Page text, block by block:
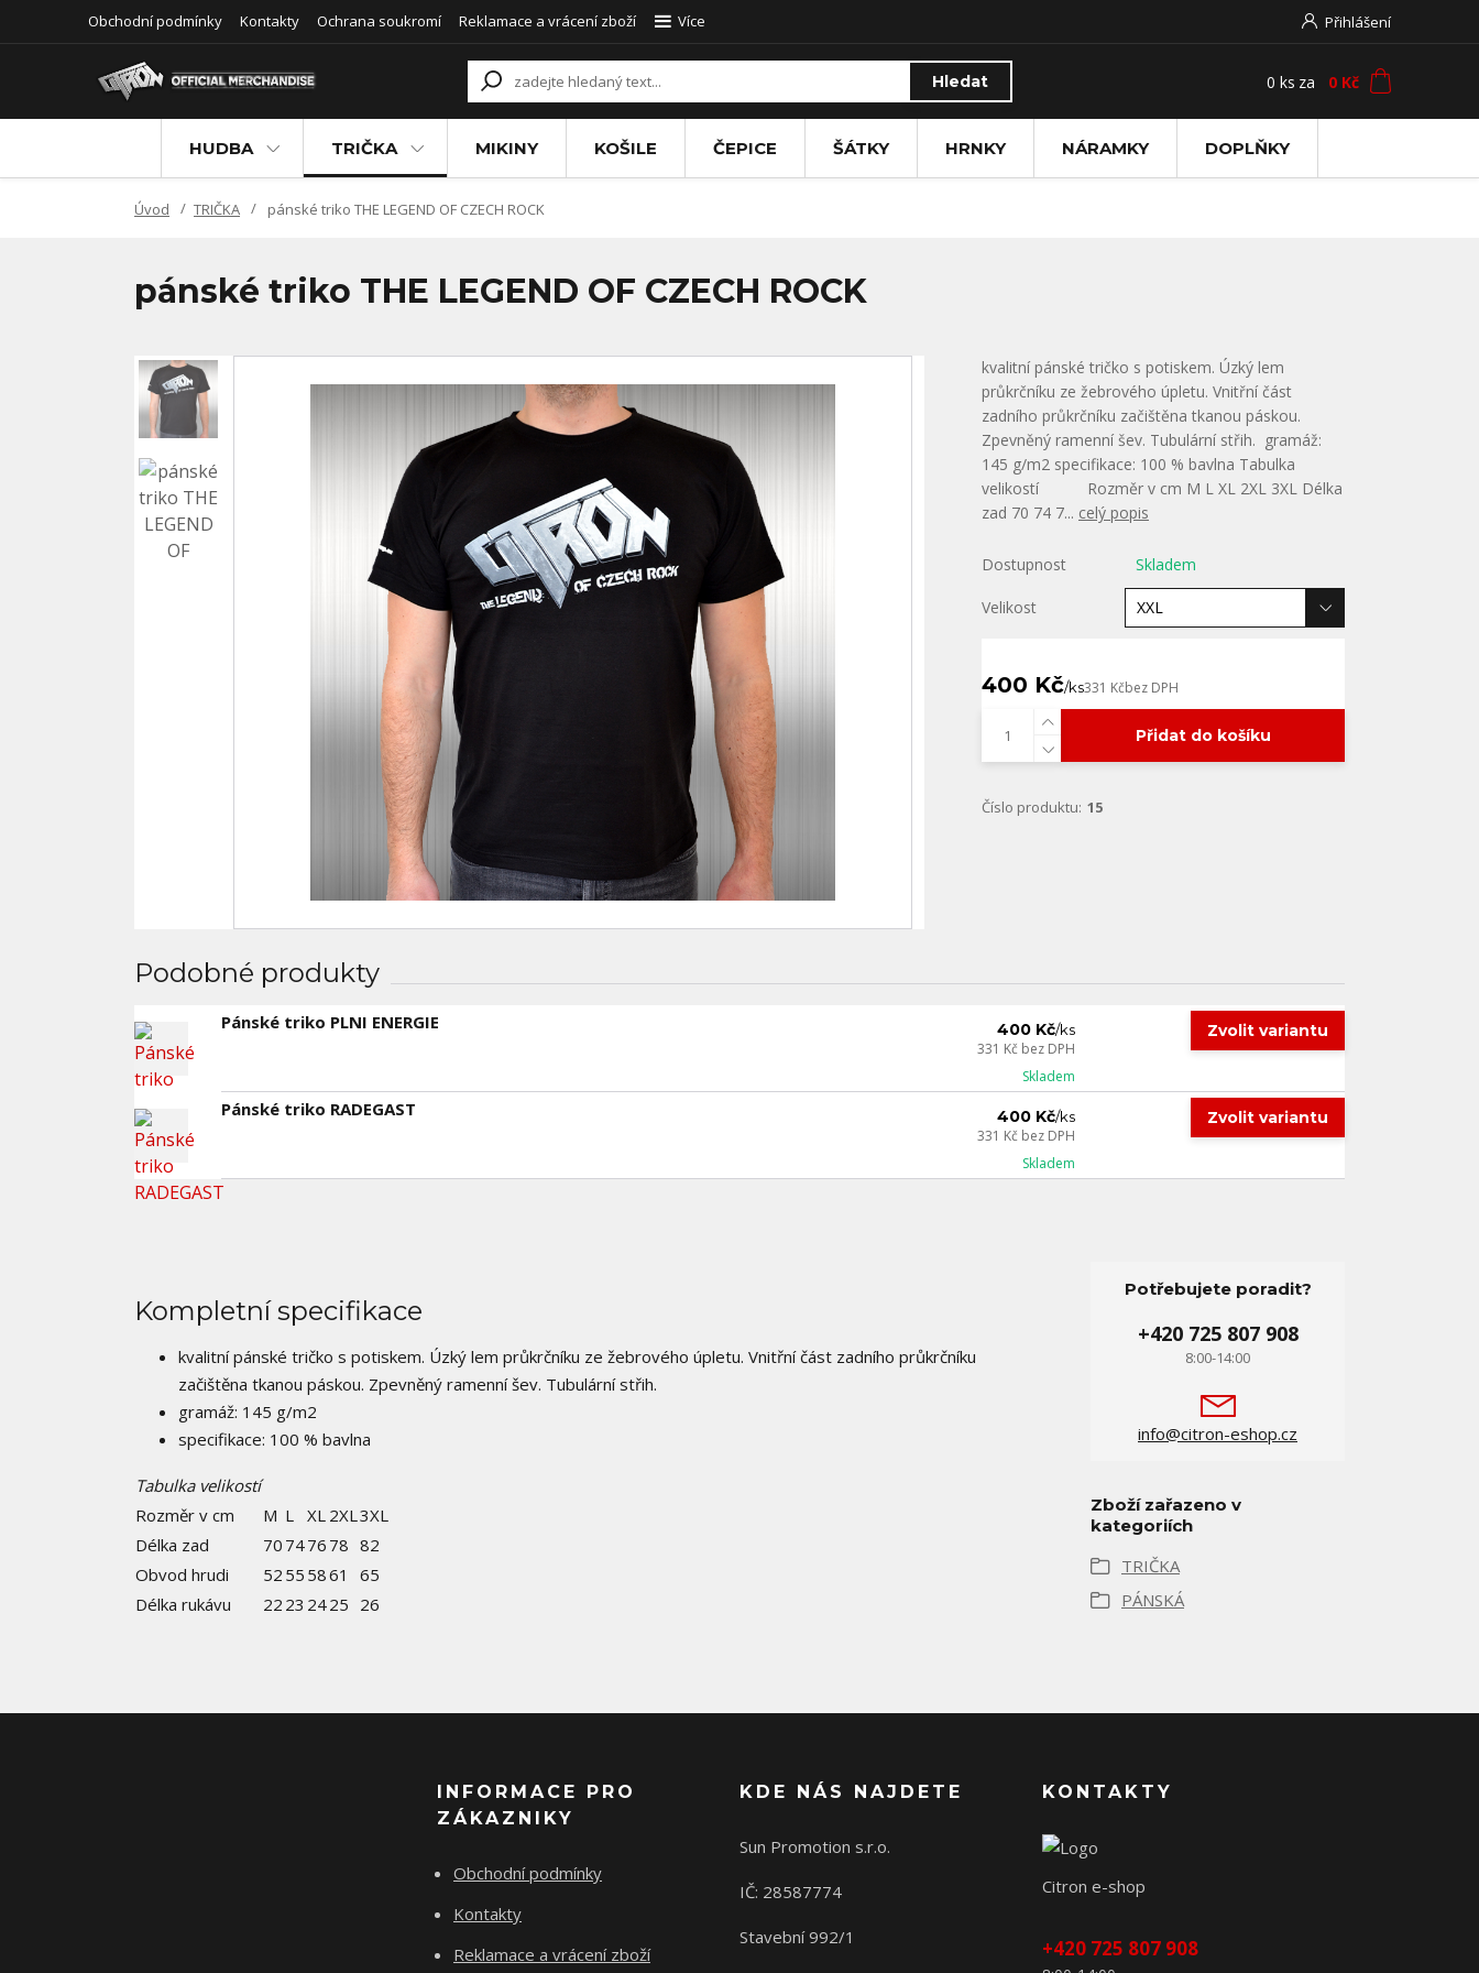
Obchodní podmínky Kontakty Ochrana soukromí Reklamace a vrácení zboží Více Přihlášení
Hledat 0 ks za 0 Kč
HUDBA TRIČKA MIKINY KOŠILE ČEPICE ŠÁTKY HRNKY NÁRAMKY DOPLŇKY
Úvod TRIČKA pánské triko THE LEGEND OF CZECH ROCK
pánské triko THE LEGEND OF CZECH ROCK
kvalitní pánské tričko s potiskem. Úzký lem
průkrčníku ze žebrového úpletu. Vnitřní část
zadního průkrčníku začištěna tkanou páskou.
Zpevněný ramenní šev. Tubulární střih. gramáž:
145 g/m2 specifikace: 100 % bavlna Tabulka
velikostí Rozměr v cm M L XL 2XL 3XL Délka
zad 70 74 7... celý popis
Dostupnost Skladem
Velikost
400 Kč/ks331 Kčbez DPH
Přidat do košíku
Číslo produktu: 15
Podobné produkty
Pánské triko PLNI ENERGIE 400 Kč/ks
331 Kč bez DPH
Skladem
Zvolit variantu
Pánské triko RADEGAST 400 Kč/ks
331 Kč bez DPH
Skladem
Zvolit variantu
Kompletní specifikace
kvalitní pánské tričko s potiskem. Úzký lem průkrčníku ze žebrového úpletu. Vnitřní část zadního průkrčníku
začištěna tkanou páskou. Zpevněný ramenní šev. Tubulární střih.
gramáž: 145 g/m2
specifikace: 100 % bavlna
Tabulka velikostí
Rozměr v cm
M L XL 2XL 3XL
Délka zad
70 7476 78 82
Obvod hrudi
52 55 5861
65
Délka rukávu
22 23 2425 26
Potřebujete poradit?
+420 725 807 908
8:00-14:00
info@citron-eshop.cz
Zboží zařazeno v
kategoriích
TRIČKA
PÁNSKÁ
INFORMACE PRO
ZÁKAZNIKY
Obchodní podmínky
Kontakty
Reklamace a vrácení zboží
KDE NÁS NAJDETE
Sun Promotion s.r.o.
IČ: 28587774
Stavební 992/1
KONTAKTY
Citron e-shop
+420 725 807 908